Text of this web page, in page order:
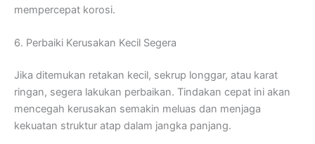
mempercepat korosi.
6. Perbaiki Kerusakan Kecil Segera
Jika ditemukan retakan kecil, sekrup longgar, atau karat
ringan, segera lakukan perbaikan. Tindakan cepat ini akan
mencegah kerusakan semakin meluas dan menjaga
kekuatan struktur atap dalam jangka panjang.